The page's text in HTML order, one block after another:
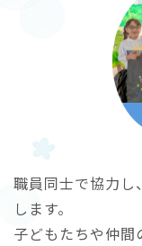
職員同士で協力し
します。
子どもたちや仲間